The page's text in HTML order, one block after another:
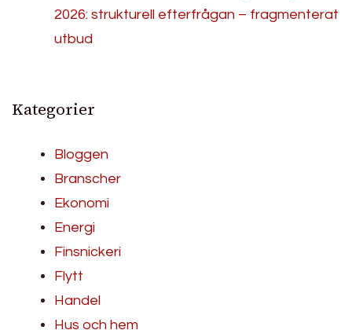
2026: strukturell efterfrågan – fragmenterat
utbud
Kategorier
Bloggen
Branscher
Ekonomi
Energi
Finsnickeri
Flytt
Handel
Hus och hem